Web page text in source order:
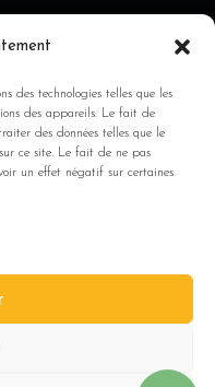
des technologies telles que les
des appareils. Le fait de
des données telles que le
ce site. Le fait de ne pas
un effet négatif sur certaines